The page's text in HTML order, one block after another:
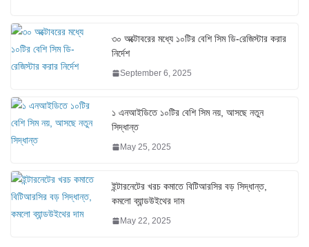
৩০ অক্টোবরের মধ্যে ১০টির বেশি সিম ডি-রেজিস্টার করার
নির্দেশ
September 6, 2025
১ এনআইডিতে ১০টির বেশি সিম নয়, আসছে নতুন
সিদ্ধান্ত
May 25, 2025
ইন্টারনেটের খরচ কমাতে বিটিআরসির বড় সিদ্ধান্ত,
কমলো ব্যান্ডউইথের দাম
May 22, 2025